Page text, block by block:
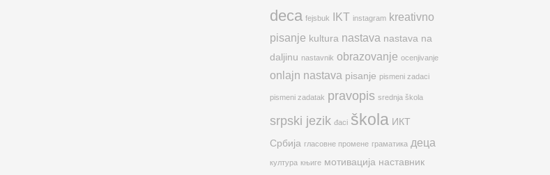
deca fejsbuk IKT instagram kreativno
pisanje kultura nastava nastava na
daljinu nastavnik obrazovanje ocenjivanje
onlajn nastava pisanje pismeni zadaci
pismeni zadatak pravopis srednja škola
srpski jezik đaci škola ИКТ
Србија гласовне промене граматика деца
култура књиге мотивација наставник